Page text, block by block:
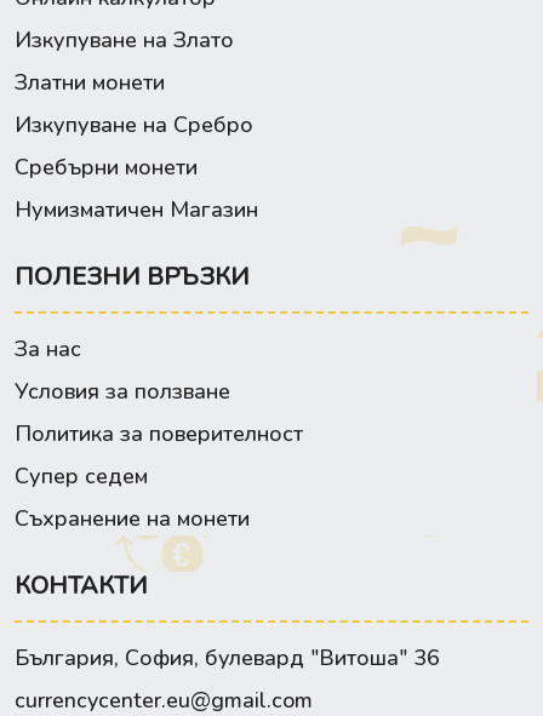
Изкупуване на Злато
Златни монети
Изкупуване на Сребро
Сребърни монети
Нумизматичен Магазин
ПОЛЕЗНИ ВРЪЗКИ
За нас
Условия за ползване
Политика за поверителност
Супер седем
Съхранение на монети
КОНТАКТИ
България, София, булевард "Витоша" 36
currencycenter.eu@gmail.com